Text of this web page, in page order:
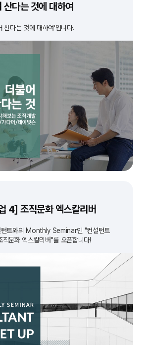
다는 것에 대하여
산다는 것에 대하여'입니다.
4] 조직문화 엑스칼리버
턴트와의 Monthly Seminar인 "컨설턴트
문화 엑스칼리버"를 오픈합니다!